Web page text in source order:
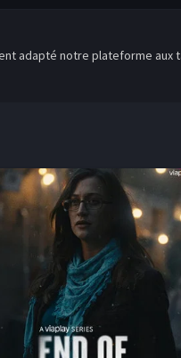
adapté notre plateforme